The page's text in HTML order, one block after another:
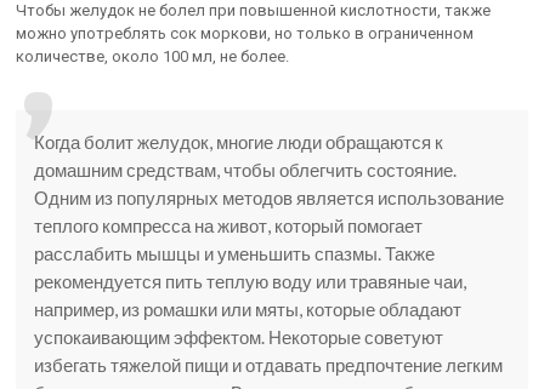
Чтобы желудок не болел при повышенной кислотности, также
можно употреблять сок моркови, но только в ограниченном
количестве, около 100 мл, не более.
Когда болит желудок, многие люди обращаются к
домашним средствам, чтобы облегчить состояние.
Одним из популярных методов является использование
теплого компресса на живот, который помогает
расслабить мышцы и уменьшить спазмы. Также
рекомендуется пить теплую воду или травяные чаи,
например, из ромашки или мяты, которые обладают
успокаивающим эффектом. Некоторые советуют
избегать тяжелой пищи и отдавать предпочтение легким